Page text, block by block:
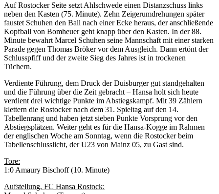
Auf Rostocker Seite setzt Ahlschwede einen Distanzschuss links
neben den Kasten (75. Minute). Zehn Zeigerumdrehungen später
faustet Schuhen den Ball nach einer Ecke heraus, der anschließende
Kopfball von Bomheuer geht knapp über den Kasten. In der 88.
Minute bewahrt Marcel Schuhen seine Mannschaft mit einer starken
Parade gegen Thomas Bröker vor dem Ausgleich. Dann ertönt der
Schlusspfiff und der zweite Sieg des Jahres ist in trockenen
Tüchern.
Verdiente Führung, dem Druck der Duisburger gut standgehalten
und die Führung über die Zeit gebracht – Hansa holt sich heute
verdient drei wichtige Punkte im Abstiegskampf. Mit 39 Zählern
klettern die Rostocker nach dem 31. Spieltag auf den 14.
Tabellenrang und haben jetzt sieben Punkte Vorsprung vor den
Abstiegsplätzen. Weiter geht es für die Hansa-Kogge im Rahmen
der englischen Woche am Sonntag, wenn die Rostocker beim
Tabellenschlusslicht, der U23 von Mainz 05, zu Gast sind.
Tore:
1:0 Amaury Bischoff (10. Minute)
Aufstellung, FC Hansa Rostock: